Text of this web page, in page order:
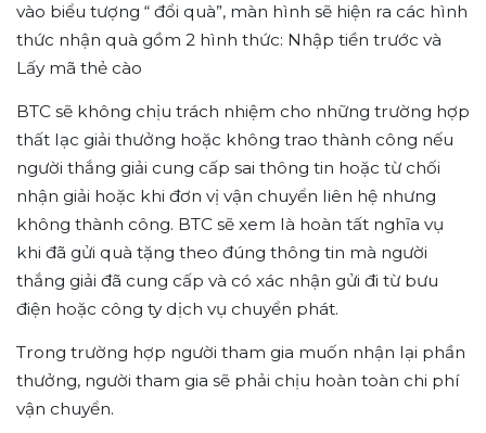
vào biểu tượng “ đổi quà”, màn hình sẽ hiện ra các hình
thức nhận quà gồm 2 hình thức: Nhập tiền trước và
Lấy mã thẻ cào
BTC sẽ không chịu trách nhiệm cho những trường hợp
thất lạc giải thưởng hoặc không trao thành công nếu
người thắng giải cung cấp sai thông tin hoặc từ chối
nhận giải hoặc khi đơn vị vận chuyển liên hệ nhưng
không thành công. BTC sẽ xem là hoàn tất nghĩa vụ
khi đã gửi quà tặng theo đúng thông tin mà người
thắng giải đã cung cấp và có xác nhận gửi đi từ bưu
điện hoặc công ty dịch vụ chuyển phát.
Trong trường hợp người tham gia muốn nhận lại phần
thưởng, người tham gia sẽ phải chịu hoàn toàn chi phí
vận chuyển.